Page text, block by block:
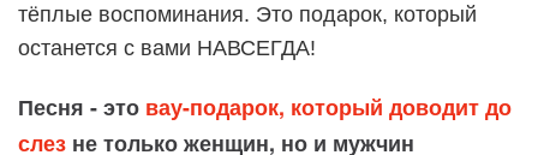
тёплые воспоминания. Это подарок, который
останется с вами НАВСЕГДА!
Песня - это вау-подарок, который доводит до
слез не только женщин, но и мужчин